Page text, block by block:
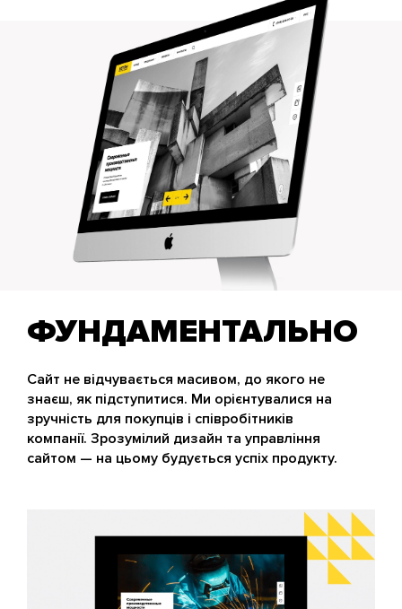
ФУНДАМЕН­ТАЛЬНО
Сайт не відчувається масивом, до якого не
знаєш, як підступитися. Ми орієнтувалися на
зручність для покупців і співробітників
компанії. Зрозумілий дизайн та управління
сайтом — на цьому будується успіх продукту.